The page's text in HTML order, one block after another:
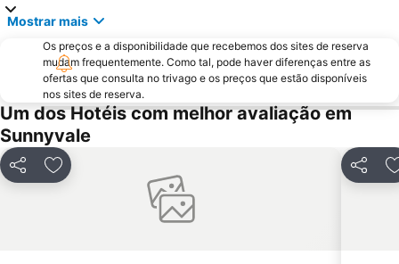
Mostrar mais
Os preços e a disponibilidade que recebemos dos sites de reserva
mudam frequentemente. Como tal, pode haver diferenças entre as
ofertas que consulta no trivago e os preços que estão disponíveis
nos sites de reserva.
Um dos Hotéis com melhor avaliação em
Sunnyvale
PartilharAdicionar aos favoritos Partilhar